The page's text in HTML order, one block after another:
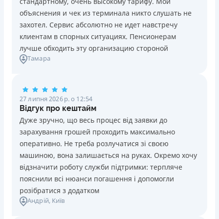
Ліцензія НБУ №10
Вся інформація про кредит
Знижена процентна ставка 0,01% в день для нових
клієнтів на період від 3 до 30 днів (після цього діє
стандартна ставка 1%)
Запитуються лише дані паспорта, ІПН, номер
банківської картки й телефону
Оформляються кредити онлайн 24/7. Розглядаються
кредитною історією
Переказуються гроші на банківську картку відразу
після підписання електронного договору про надання
кредиту
Даруються знижки до -99% постійним клієнтам на
майбутні кредити згідно з програмою лояльності
Програма лояльності для постійних клієнтів
Цілодобова підтримка в Viber, Telegram, Facebook
Недоліки
Нема кредиту для юросіб (ФОП)
объяснения и чек из терминала никто слушать не
захотел. Сервис абсолютно не идет навстречу
клиентам в спорных ситуациях. Пенсионерам
лучше обходить эту организацию стороной
Тамара
27 липня 2026 р. о 12:54
Відгук про кештайм
Дуже зручно, що весь процес від заявки до
зарахування грошей проходить максимально
оперативно. Не треба розлучатися зі своєю
машиною, вона залишається на руках. Окремо хочу
відзначити роботу служби підтримки: терпляче
пояснили всі нюанси погашення і допомогли
розібратися з додатком
Андрій, Київ